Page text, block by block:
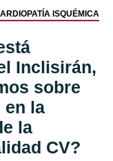
ISQUÉMICA
Inclisirán,
sobre
en la
la
CV?